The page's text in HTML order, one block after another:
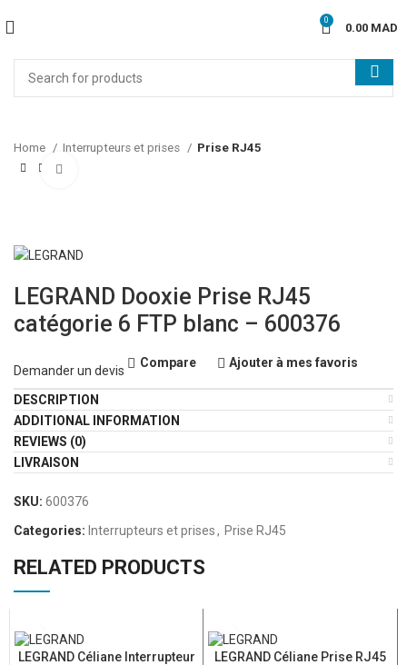
0
MAD
Home Interrupteurs et prises
Prise RJ45
LEGRAND Dooxie Prise RJ45
catégorie 6 FTP blanc – 600376
Demander un devis
Compare Ajouter à mes favoris
DESCRIPTION
ADDITIONAL INFORMATION
REVIEWS (0)
LIVRAISON
SKU: 600376
Categories: Interrupteurs et prises, Prise RJ45
RELATED PRODUCTS
LEGRAND Céliane Interrupteur
LEGRAND Céliane Prise RJ45